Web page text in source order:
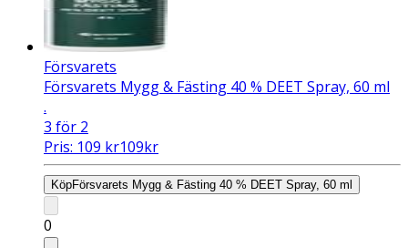
Försvarets
Försvarets Mygg & Fästing 40 % DEET Spray, 60 ml
.
3 för 2
Pris: 109 kr109kr
KöpFörsvarets Mygg & Fästing 40 % DEET Spray, 60 ml
0